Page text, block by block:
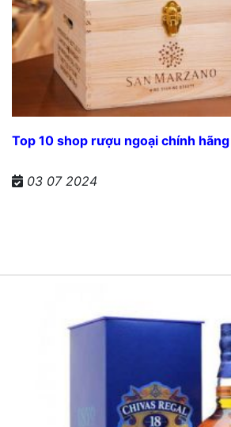
Top 10 shop rượu ngoại chính
03 07 2024